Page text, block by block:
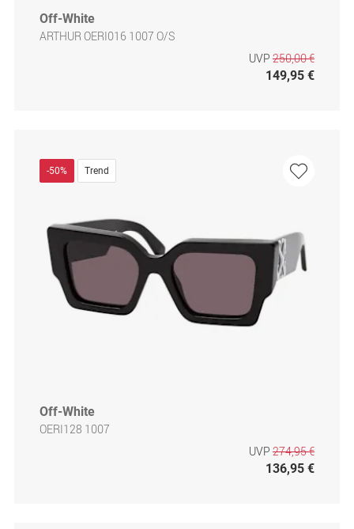
Off-White
ARTHUR OERI016 1007 O/S
UVP 250,00 €
149,95 €
-50% Trend
Off-White
OERI128 1007
UVP 274,95 €
136,95 €